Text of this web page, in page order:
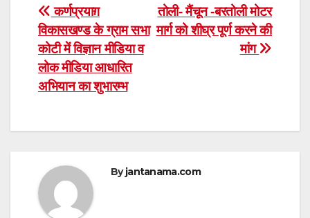
Post
navigation
तोली- मैंचून -बरतोली मोटर
मार्ग को शीघ्र पूर्ण करने की
मांग
कर्णप्रयाग़
विकासखण्ड के ग्राम सभा
कोटी में विज्ञान मीडिया व
लोक मीडिया आधारित
अभियान का शुभारम्भ
Byjantanama.com